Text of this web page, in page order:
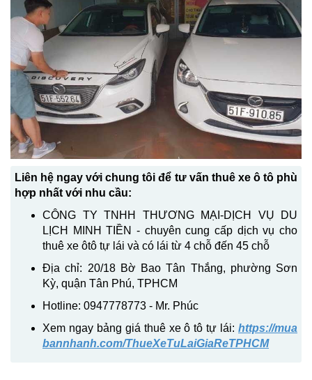
Liên hệ ngay với chung tôi để tư vấn thuê xe ô tô phù
hợp nhất với nhu cầu:
CÔNG TY TNHH THƯƠNG MẠI-DỊCH VỤ DU
LỊCH MINH TIỀN - chuyên cung cấp dịch vụ cho
thuê xe ôtô tự lái và có lái từ 4 chỗ đến 45 chỗ
Địa chỉ: 20/18 Bờ Bao Tân Thắng, phường Sơn
Kỳ, quận Tân Phú, TPHCM
Hotline: 0947778773 - Mr. Phúc
Xem ngay bảng giá thuê xe ô tô tự lái: https://mua
bannhanh.com/ThueXeTuLaiGiaReTPHCM